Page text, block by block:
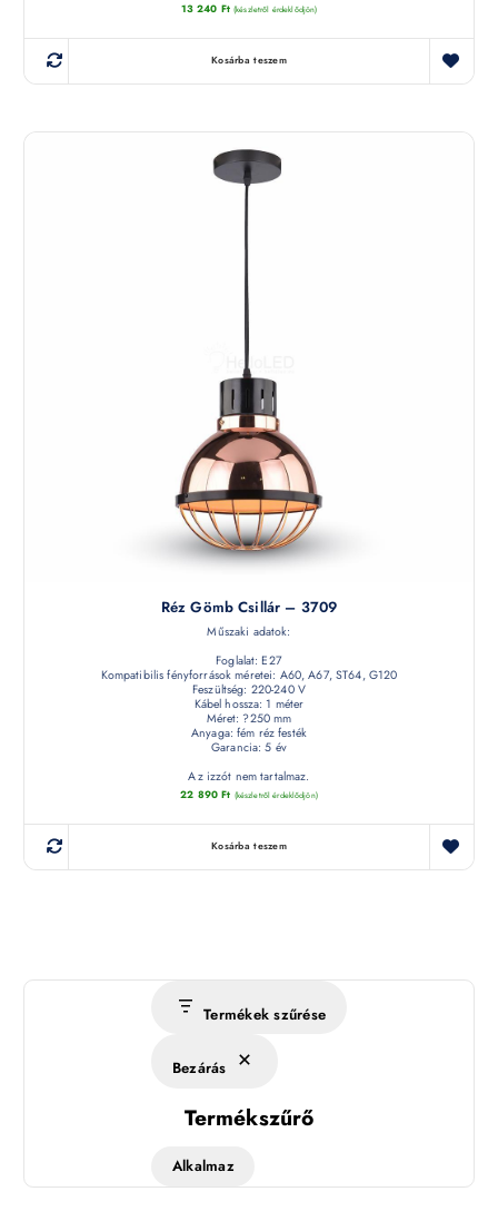
13 240 Ft (készletről érdeklődjön)
Kosárba teszem
Réz Gömb Csillár – 3709
Műszaki adatok:
Foglalat: E27
Kompatibilis fényforrások méretei: A60, A67, ST64, G120
Feszültség: 220-240 V
Kábel hossza: 1 méter
Méret: ?250 mm
Anyaga: fém réz festék
Garancia: 5 év
Az izzót nem tartalmaz.
22 890Ft (készletről érdeklődjön)
Kosárba teszem
Termékek szűrése
Bezárás
Termékszűrő
Alkalmaz